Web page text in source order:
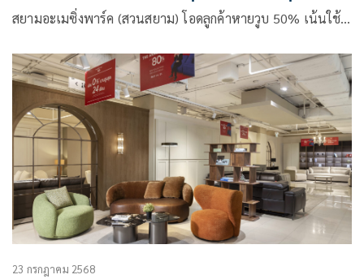
เข้าเครื่องเล่นใหม่
สยามอะเมซิ่งพาร์ค (สวนสยาม) โอดลูกค้าหายวูบ 50% เน้นใช้…
23 กรกฎาคม 2568